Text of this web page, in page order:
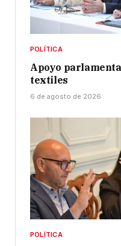
POLÍTICA
Apoyo
textiles
6 de agosto de 2026
POLÍTICA